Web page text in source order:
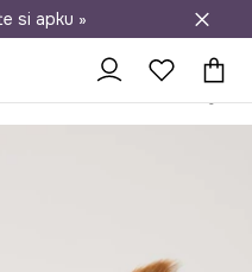
nad 1 200 Kč
si apku »